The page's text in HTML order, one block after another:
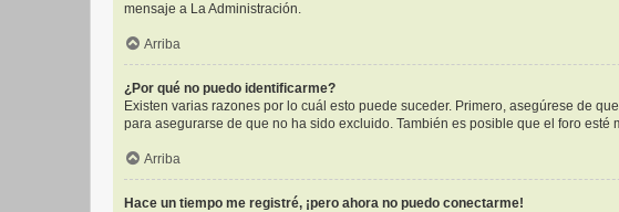
mensaje a La Administración.
Arriba
¿Por qué no puedo identificarme?
Existen varias razones por lo cuál esto puede suceder. Primero, asegúrese de
para asegurarse de que no ha sido excluido. También es posible que el foro
Arriba
Hace un tiempo me registré, ¡pero ahora no puedo conectarme!